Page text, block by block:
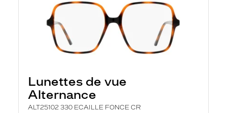
Lunettes de vue
Alternance
ALT25102 330 ECAILLE FONCE CR